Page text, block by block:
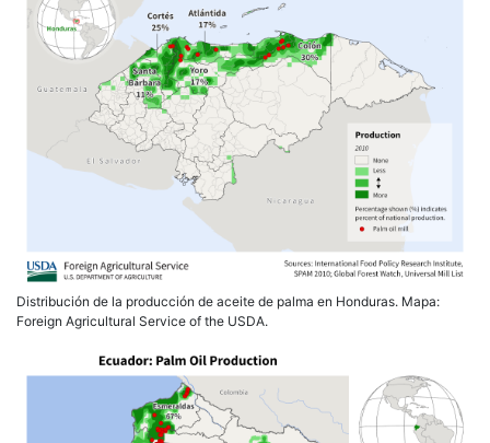
Distribución de la producción de aceite de palma en Honduras. Mapa:
Foreign Agricultural Service of the USDA.